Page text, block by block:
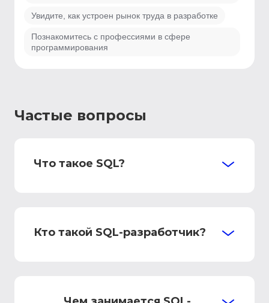
Увидите, как устроен рынок труда в разработке
Познакомитесь с профессиями в сфере
программирования
Частые вопросы
Что такое SQL?
Кто такой SQL-разработчик?